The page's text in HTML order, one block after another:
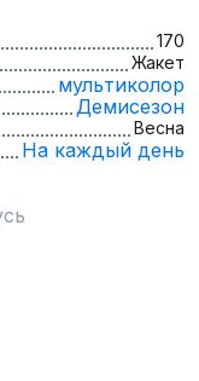
170
Жакет
мультиколор
Демисезон
Весна
На каждый день